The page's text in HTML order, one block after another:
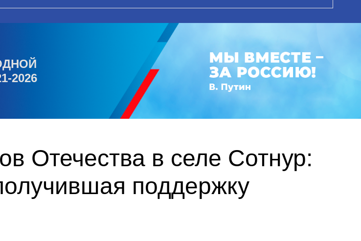
2026
Отечества в селе Сотнур:
поддержку